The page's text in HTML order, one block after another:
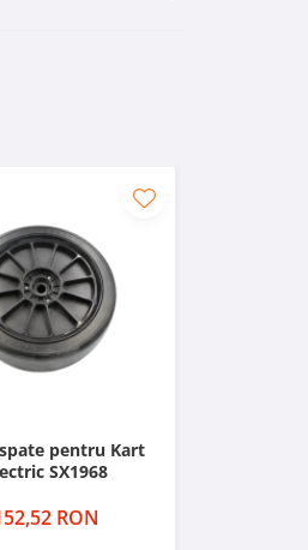
LONCIN, LEM
pentru Kart
SX1968
RON